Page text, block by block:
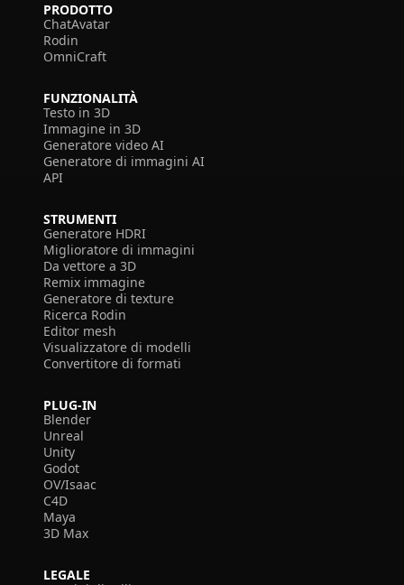
PRODOTTO
ChatAvatar
Rodin
OmniCraft
FUNZIONALITÀ
Testo in 3D
Immagine in 3D
Generatore video AI
Generatore di immagini AI
API
STRUMENTI
Generatore HDRI
Miglioratore di immagini
Da vettore a 3D
Remix immagine
Generatore di texture
Ricerca Rodin
Editor mesh
Visualizzatore di modelli
Convertitore di formati
PLUG-IN
Blender
Unreal
Unity
Godot
OV/Isaac
C4D
Maya
3D Max
LEGALE